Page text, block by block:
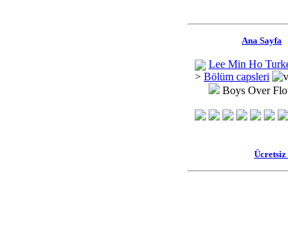
Ana Sayfa
Lee Min Ho
> Bölüm capsleri
Boys Over
Ücretsiz